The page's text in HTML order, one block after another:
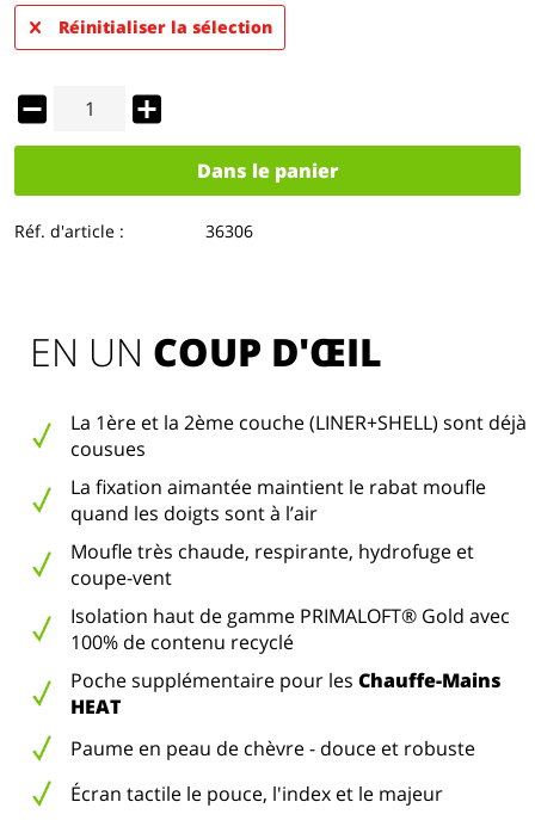
Réinitialiser la sélection
Dans le panier
Réf. d'article : 36306
EN UN COUP D'ŒIL
La 1ère et la 2ème couche (LINER+SHELL) sont déjà
cousues
La fixation aimantée maintient le rabat moufle
quand les doigts sont à l’air
Moufle très chaude, respirante, hydrofuge et
coupe-vent
Isolation haut de gamme PRIMALOFT® Gold avec
100% de contenu recyclé
Poche supplémentaire pour les Chauffe-Mains
HEAT
Paume en peau de chèvre - douce et robuste
Écran tactile le pouce, l'index et le majeur